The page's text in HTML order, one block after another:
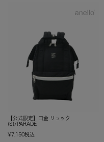
【公式限定】口金 リュック
(S)/PARADE
¥7,150税込